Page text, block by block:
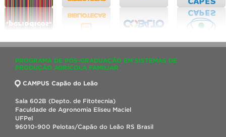
PROGRAMA DE PÓS-GRADUAÇÃO EM SISTEMAS DE
PRODUÇÃO AGRÍCOLA FAMILIAR
CAMPUS Capão do Leão
Sala 602B (Depto. de Fitotecnia)
Faculdade de Agronomia Eliseu Maciel
UFPel
96010-900 Pelotas/Capão do Leão RS Brasil